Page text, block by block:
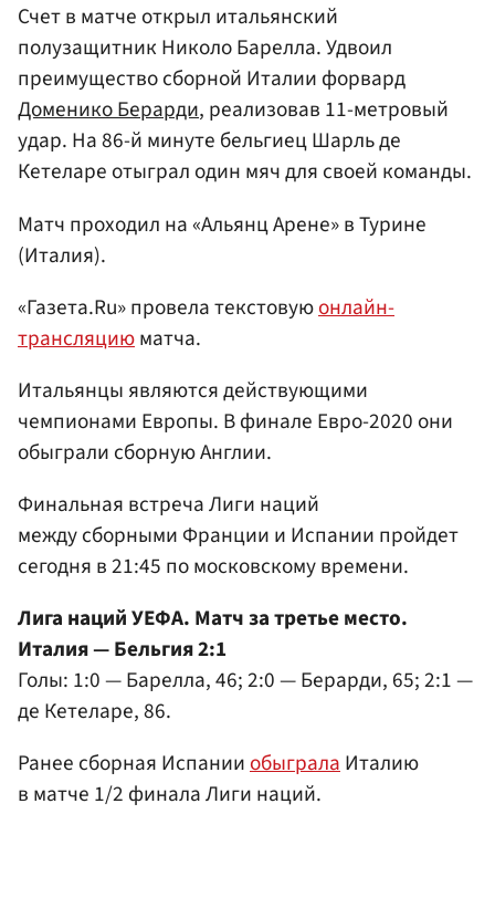
Счет в матче открыл итальянский
полузащитник Николо Барелла. Удвоил
преимущество сборной Италии форвард
Доменико Берарди, реализовав 11-метровый
удар. На 86-й минуте бельгиец Шарль де
Кетеларе отыграл один мяч для своей команды.
Матч проходил на «Альянц Арене» в Турине
(Италия).
«Газета.Ru» провела текстовуюонлайн-
трансляциюматча.
Итальянцы являются действующими
чемпионами Европы. В финале Евро-2020 они
обыграли сборную Англии.
Финальная встреча Лиги наций
между сборными Франции и Испании пройдет
сегодня в 21:45 по московскому времени.
Лига наций УЕФА. Матч за третье место.
Италия — Бельгия 2:1
Голы: 1:0 — Барелла, 46; 2:0 — Берарди, 65; 2:1 —
де Кетеларе, 86.
Ранее сборная ИспанииобыгралаИталию
в матче 1/2 финала Лиги наций.